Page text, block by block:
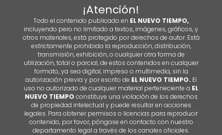
¡Atención!
Todo el contenido publicado en EL NUEVO TIEMPO,
incluyendo pero no limitado a textos, imágenes, gráficos, y
otros materiales, está protegido por derechos de autor. Está
estrictamente prohibida la reproducción, distribución,
transmisión, exhibición, o cualquier otra forma de
utilización, total o parcial, de estos contenidos en cualquier
formato, ya sea digital, impreso o multimedia, sin la
autorización previa y por escrito de EL NUEVO TIEMPO. El
uso no autorizado de cualquier material perteneciente a EL
NUEVO TIEMPO constituye una violación de los derechos
de propiedad intelectual y puede resultar en acciones
legales. Para obtener permisos o licencias para reproducir
contenido, por favor, póngase en contacto con nuestro
departamento legal a través de los canales oficiales.